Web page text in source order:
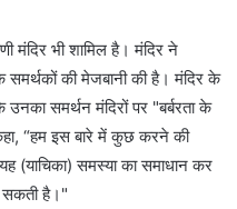
मंदिर भी शामिल है। मंदिर ने
की मेजबानी की है। मंदिर के
समर्थन मंदिरों पर "बर्बरता के
“हम इस बारे में कुछ करने की
(याचिका) समस्या का समाधान कर
है।"